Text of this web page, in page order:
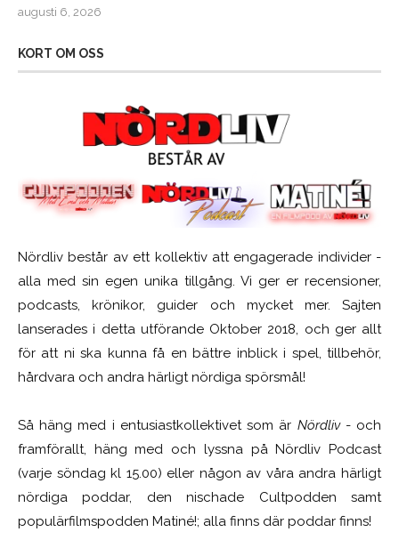
augusti 6, 2026
KORT OM OSS
Nördliv består av ett kollektiv att engagerade individer -
alla med sin egen unika tillgång. Vi ger er recensioner,
podcasts, krönikor, guider och mycket mer. Sajten
lanserades i detta utförande Oktober 2018, och ger allt
för att ni ska kunna få en bättre inblick i spel, tillbehör,
hårdvara och andra härligt nördiga spörsmål!
Så häng med i entusiastkollektivet som är Nördliv- och
framförallt, häng med och lyssna på Nördliv Podcast
(varje söndag kl 15.00) eller någon av våra andra härligt
nördiga poddar, den nischade Cultpodden samt
populärfilmspodden Matiné!; alla finns där poddar finns!